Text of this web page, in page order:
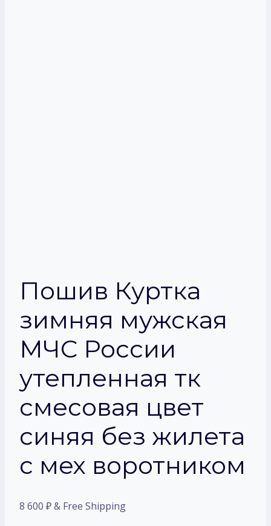
Пошив Куртка
зимняя мужская
МЧС России
утепленная тк
смесовая цвет
синяя без жилета
с мех воротником
8 600 ₽& Free Shipping